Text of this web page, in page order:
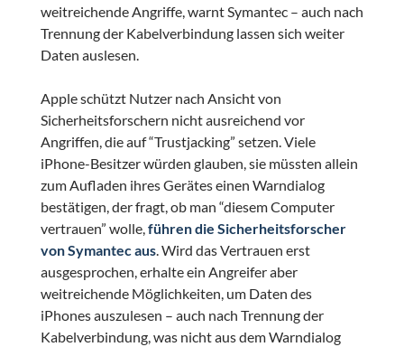
weitreichende Angriffe, warnt Symantec – auch nach
Trennung der Kabelverbindung lassen sich weiter
Daten auslesen.
Apple schützt Nutzer nach Ansicht von
Sicherheitsforschern nicht ausreichend vor
Angriffen, die auf “Trustjacking” setzen. Viele
iPhone-Besitzer würden glauben, sie müssten allein
zum Aufladen ihres Gerätes einen Warndialog
bestätigen, der fragt, ob man “diesem Computer
vertrauen” wolle,führen die Sicherheitsforscher
von Symantec aus. Wird das Vertrauen erst
ausgesprochen, erhalte ein Angreifer aber
weitreichende Möglichkeiten, um Daten des
iPhones auszulesen – auch nach Trennung der
Kabelverbindung, was nicht aus dem Warndialog